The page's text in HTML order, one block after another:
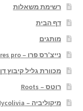
רשימת משאלות
דף הבית
מותגים
נייצ'רס פרו – Natures pro
מכוורת גליל קיבוץ דן
רוטס – Roots
מיקוליביה – Mycolivia